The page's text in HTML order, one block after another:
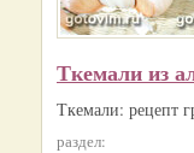
Ткемали из
Ткемали: рецепт
раздел: